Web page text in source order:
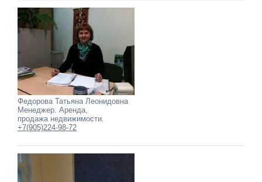
Федорова Татьяна Леонидовна
Менеджер. Аренда,
продажа недвижимости.
+7(905)224-98-72